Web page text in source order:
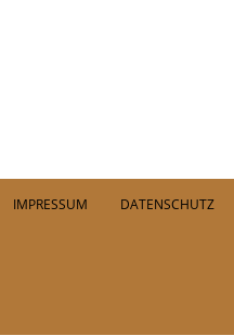
IMPRESSUM DATENSCHUTZ